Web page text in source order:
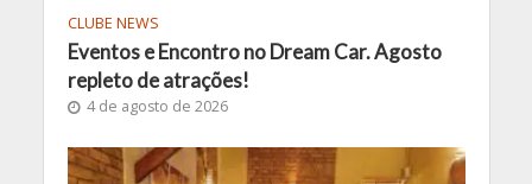
CLUBE NEWS
Eventos e Encontro no Dream Car. Agosto
repleto de atrações!
4 de agosto de 2026